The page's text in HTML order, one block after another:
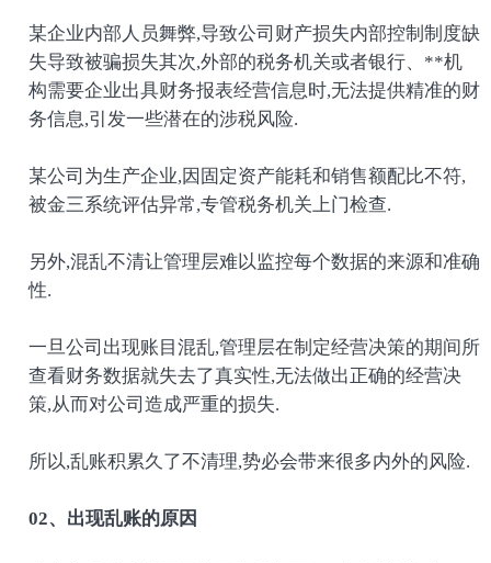
某企业内部人员舞弊,导致公司财产损失内部控制制度缺
失导致被骗损失其次,外部的税务机关或者银行、**机
构需要企业出具财务报表经营信息时,无法提供精准的财
务信息,引发一些潜在的涉税风险.
某公司为生产企业,因固定资产能耗和销售额配比不符,
被金三系统评估异常,专管税务机关上门检查.
另外,混乱不清让管理层难以监控每个数据的来源和准确
性.
一旦公司出现账目混乱,管理层在制定经营决策的期间所
查看财务数据就失去了真实性,无法做出正确的经营决
策,从而对公司造成严重的损失.
所以,乱账积累久了不清理,势必会带来很多内外的风险.
02、出现乱账的原因